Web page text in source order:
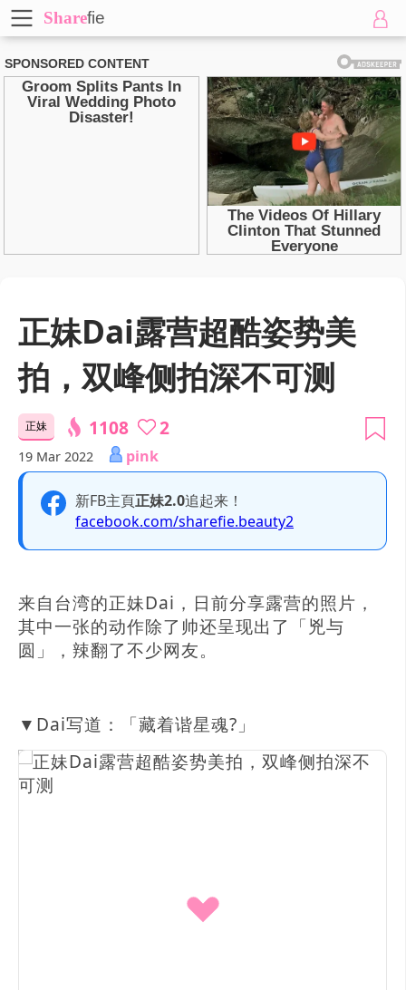
Sharefie
正妹Dai露营超酷姿势美
拍，双峰侧拍深不可测
正妹 1108 2
19 Mar 2022 pink
新FB主頁正妹2.0追起来！
facebook.com/sharefie.beauty2
来自台湾的正妹Dai，日前分享露营的照片，
其中一张的动作除了帅还呈现出了「兇与
圆」，辣翻了不少网友。
▼Dai写道：「藏着谐星魂?」